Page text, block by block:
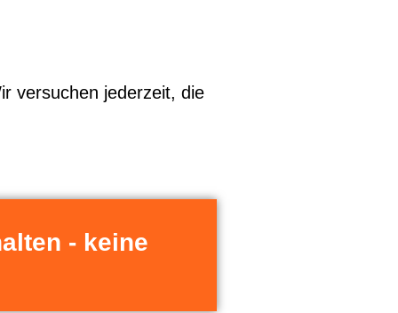
versuchen jederzeit, die
- keine